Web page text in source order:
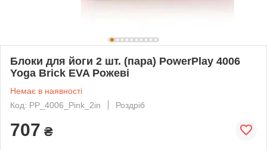
Блоки для йоги 2 шт. (пара) PowerPlay 4006
Yoga Brick EVA Рожеві
Немає в наявності
Код: PP_4006_Pink_2in
Роздріб
707 ₴